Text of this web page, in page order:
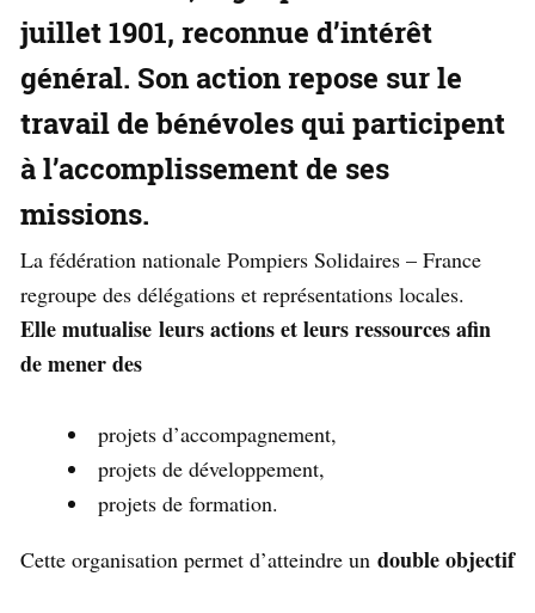
juillet 1901, reconnue d’intérêt
général. Son action repose sur le
travail de bénévoles qui participent
à l’accomplissement de ses
missions.
La fédération nationale Pompiers Solidaires – France
regroupe des délégations et représentations locales.
Elle mutualise leurs actions et leurs ressources afin
de mener des
projets d’accompagnement,
projets de développement,
projets de formation.
Cette organisation permet d’atteindre un double objectif